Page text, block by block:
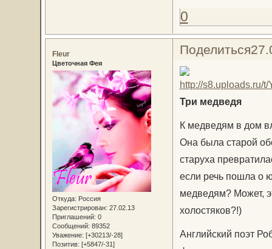
0
Поделиться
Fleur
Цветочная Фея
Откуда: Россия
Зарегистрирован: 27.02.13
Приглашений: 0
Сообщений: 89352
Уважение: [+30213/-28]
Позитив: [+5847/-31]
Три медведя
К медведям в дом
Она была старой
старуха
если речь пошла о
медведям? Может,
холостяков?!)
Английский поэт